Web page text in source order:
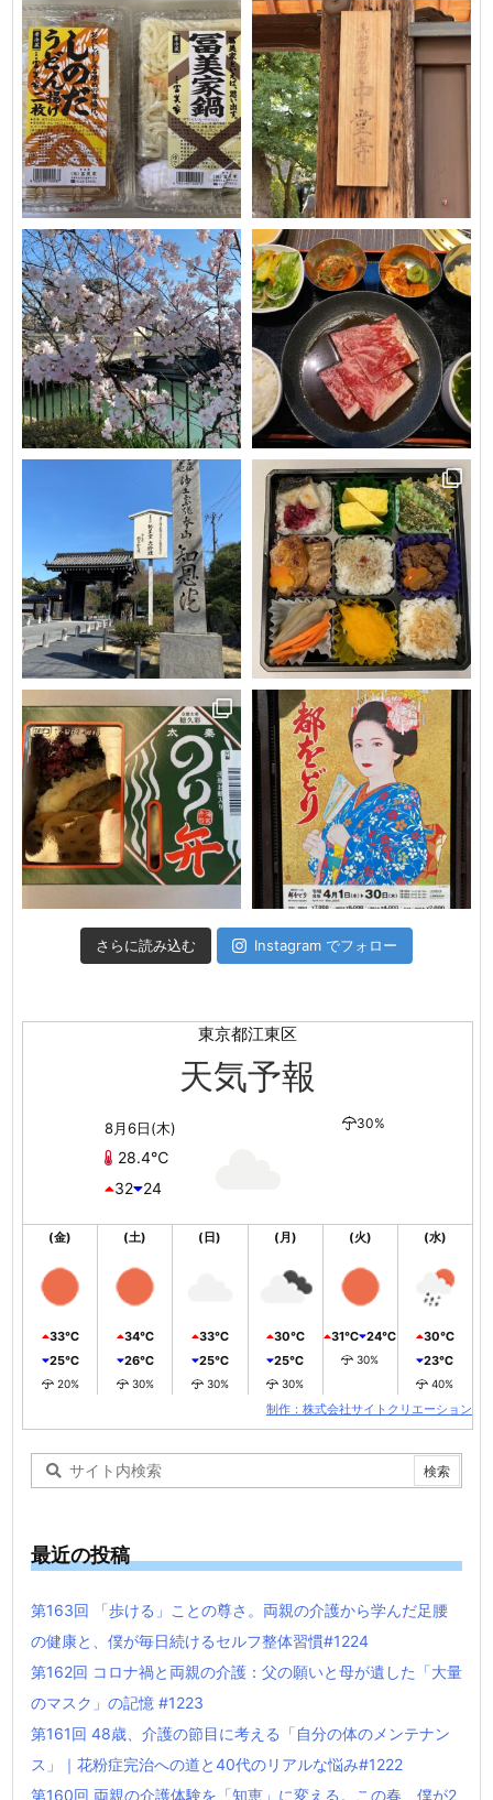
さらに読み込む Instagram でフォロー
東京都江東区
天気予報
8月6日(木)
28.4℃
32 24
30%
(金)
33℃
25℃
20%
(土)
34℃
26℃
30%
(日)
33℃
25℃
30%
(月)
30℃
25℃
30%
(火)
31℃ 24℃
30%
(水)
30℃
23℃
40%
制作：株式会社サイトクリエーション
最近の投稿
第163回 「歩ける」ことの尊さ。両親の介護から学んだ足腰
の健康と、僕が毎日続けるセルフ整体習慣#1224
第162回 コロナ禍と両親の介護：父の願いと母が遺した「大量
のマスク」の記憶 #1223
第161回 48歳、介護の節目に考える「自分の体のメンテナン
ス」｜花粉症完治への道と40代のリアルな悩み#1222
第160回 両親の介護体験を「知恵」に変える。この春、僕が2